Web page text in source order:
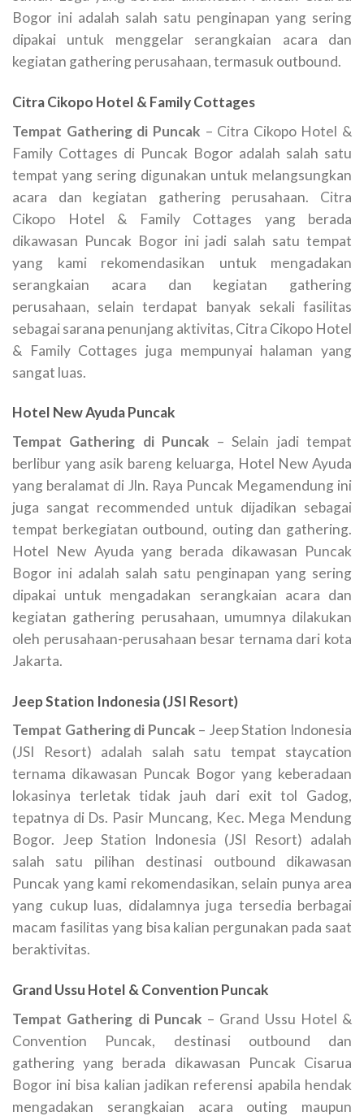
Bogor ini adalah salah satu penginapan yang sering
dipakai untuk menggelar serangkaian acara dan
kegiatan gathering perusahaan, termasuk outbound.
Citra Cikopo Hotel & Family Cottages
Tempat Gathering di Puncak – Citra Cikopo Hotel &
Family Cottages di Puncak Bogor adalah salah satu
tempat yang sering digunakan untuk melangsungkan
acara dan kegiatan gathering perusahaan. Citra
Cikopo Hotel & Family Cottages yang berada
dikawasan Puncak Bogor ini jadi salah satu tempat
yang kami rekomendasikan untuk mengadakan
serangkaian acara dan kegiatan gathering
perusahaan, selain terdapat banyak sekali fasilitas
sebagai sarana penunjang aktivitas, Citra Cikopo Hotel
& Family Cottages juga mempunyai halaman yang
sangat luas.
Hotel New Ayuda Puncak
Tempat Gathering di Puncak – Selain jadi tempat
berlibur yang asik bareng keluarga, Hotel New Ayuda
yang beralamat di Jln. Raya Puncak Megamendung ini
juga sangat recommended untuk dijadikan sebagai
tempat berkegiatan outbound, outing dan gathering.
Hotel New Ayuda yang berada dikawasan Puncak
Bogor ini adalah salah satu penginapan yang sering
dipakai untuk mengadakan serangkaian acara dan
kegiatan gathering perusahaan, umumnya dilakukan
oleh perusahaan-perusahaan besar ternama dari kota
Jakarta.
Jeep Station Indonesia (JSI Resort)
Tempat Gathering di Puncak – Jeep Station Indonesia
(JSI Resort) adalah salah satu tempat staycation
ternama dikawasan Puncak Bogor yang keberadaan
lokasinya terletak tidak jauh dari exit tol Gadog,
tepatnya di Ds. Pasir Muncang, Kec. Mega Mendung
Bogor. Jeep Station Indonesia (JSI Resort) adalah
salah satu pilihan destinasi outbound dikawasan
Puncak yang kami rekomendasikan, selain punya area
yang cukup luas, didalamnya juga tersedia berbagai
macam fasilitas yang bisa kalian pergunakan pada saat
beraktivitas.
Grand Ussu Hotel & Convention Puncak
Tempat Gathering di Puncak – Grand Ussu Hotel &
Convention Puncak, destinasi outbound dan
gathering yang berada dikawasan Puncak Cisarua
Bogor ini bisa kalian jadikan referensi apabila hendak
mengadakan serangkaian acara outing maupun